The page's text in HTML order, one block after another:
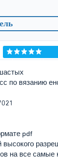
Голосов: 0
по вязанию
pdf
на все